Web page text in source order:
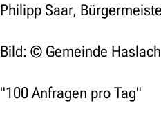
Philipp Saar,
Bild: © Gemeinde Haslach
"100 Anfragen pro Tag"